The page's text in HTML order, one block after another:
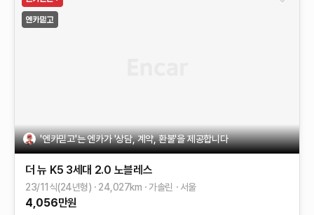
'엔카믿고'는 엔카가 '상담, 계약, 환불'을 제공합니다
더 뉴 K5 3세대 2.0 노블레스
23/11식(24년형) 24,027km 가솔린 서울
4,056만원